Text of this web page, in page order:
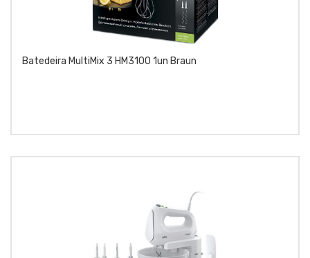
Batedeira MultiMix 3 HM3100 1un Braun